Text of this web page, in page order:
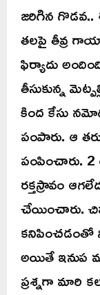
జరిగిన
తలపై తీవ్ర
ఫిర్యాదు
తీసుకున్న
కింద కేసు
పంపారు. ఆ
పంపించారు.
రక్తస్రావం
చేయించారు.
అయితే ఇనుప
ప్రశ్నగా మారి